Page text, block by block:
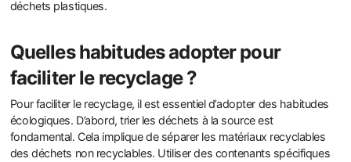
déchets plastiques.
Quelles habitudes adopter pour
faciliter le recyclage ?
Pour faciliter le recyclage, il est essentiel d’adopter des habitudes
écologiques. D’abord, trier les déchets à la source est
fondamental. Cela implique de séparer les matériaux recyclables
des déchets non recyclables. Utiliser des contenants spécifiques